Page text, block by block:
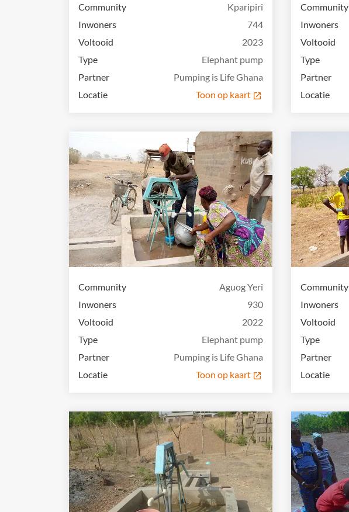
Community
Kparipiri
Inwoners
744
Voltooid
2023
Type
Elephant pump
Partner
Pumping is Life Ghana
Locatie
Toon op kaart
Community
Inwoners
Voltooid
Type
Partner
Locatie
Community
Aguog Yeri
Inwoners
930
Voltooid
2022
Type
Elephant pump
Partner
Pumping is Life Ghana
Locatie
Toon op kaart
Community
Inwoners
Voltooid
Type
Partner
Locatie